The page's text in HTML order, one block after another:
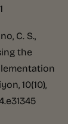
C. S.,
the
10(10),